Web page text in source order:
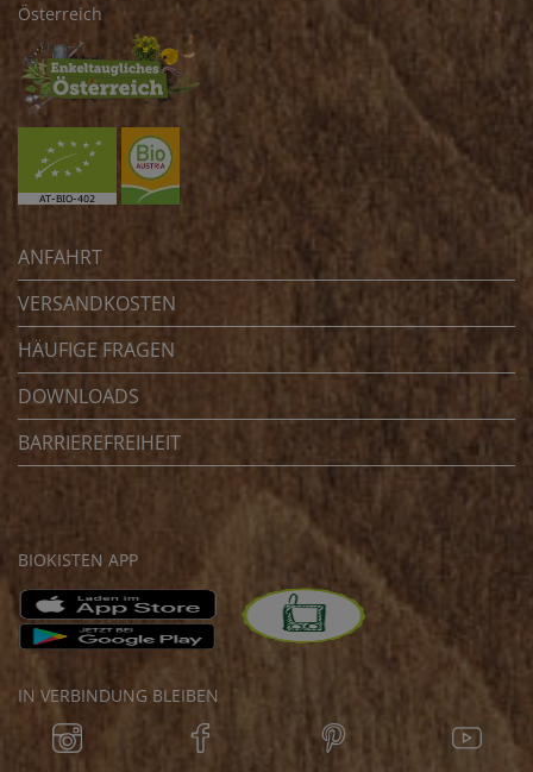
Österreich
ANFAHRT
VERSANDKOSTEN
HÄUFIGE FRAGEN
DOWNLOADS
BARRIEREFREIHEIT
BIOKISTEN APP
IN VERBINDUNG BLEIBEN